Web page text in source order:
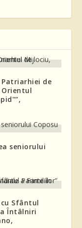
de
Orientul
seniorului
Sfântul
a Întâlniri